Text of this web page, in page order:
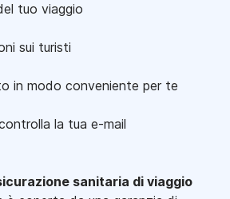
tuo viaggio
sui turisti
in modo conveniente per te
la tua e-mail
sanitaria di viaggio